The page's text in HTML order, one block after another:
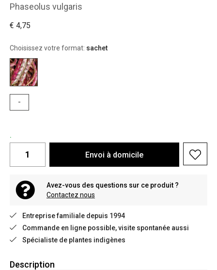
Phaseolus vulgaris
€ 4,75
Choisissez votre format: sachet
-
.
Envoi à domicile
Avez-vous des questions sur ce produit ?
Contactez nous
Entreprise familiale depuis 1994
Commande en ligne possible, visite spontanée aussi
Spécialiste de plantes indigènes
Description